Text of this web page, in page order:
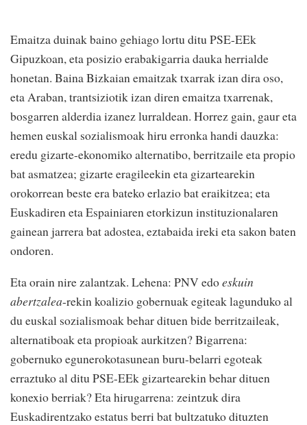
Emaitza duinak baino gehiago lortu ditu PSE-EEk
Gipuzkoan, eta posizio erabakigarria dauka herrialde
honetan. Baina Bizkaian emaitzak txarrak izan dira oso,
eta Araban, trantsiziotik izan diren emaitza txarrenak,
bosgarren alderdia izanez lurraldean. Horrez gain, gaur eta
hemen euskal sozialismoak hiru erronka handi dauzka:
eredu gizarte-ekonomiko alternatibo, berritzaile eta propio
bat asmatzea; gizarte eragileekin eta gizartearekin
orokorrean beste era bateko erlazio bat eraikitzea; eta
Euskadiren eta Espainiaren etorkizun instituzionalaren
gainean jarrera bat adostea, eztabaida ireki eta sakon baten
ondoren.
Eta orain nire zalantzak. Lehena: PNV edoeskuin
abertzalea-rekin koalizio gobernuak egiteak lagunduko al
du euskal sozialismoak behar dituen bide berritzaileak,
alternatiboak eta propioak aurkitzen? Bigarrena:
gobernuko egunerokotasunean buru-belarri egoteak
erraztuko al ditu PSE-EEk gizartearekin behar dituen
konexio berriak? Eta hirugarrena: zeintzuk dira
Euskadirentzako estatus berri bat bultzatuko dituzten